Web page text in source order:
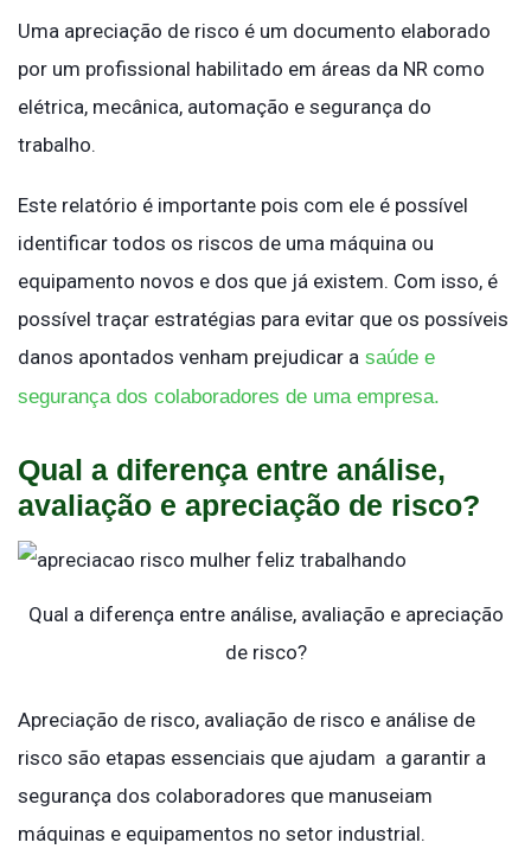
Uma apreciação de risco é um documento elaborado
por um profissional habilitado em áreas da NR como
elétrica, mecânica, automação e segurança do
trabalho.
Este relatório é importante pois com ele é possível
identificar todos os riscos de uma máquina ou
equipamento novos e dos que já existem. Com isso, é
possível traçar estratégias para evitar que os possíveis
danos apontados venham prejudicar a saúde e
segurança dos colaboradores de uma empresa.
Qual a diferença entre análise,
avaliação e apreciação de risco?
Qual a diferença entre análise, avaliação e apreciação
de risco?
Apreciação de risco, avaliação de risco e análise de
risco são etapas essenciais que ajudam a garantir a
segurança dos colaboradores que manuseiam
máquinas e equipamentos no setor industrial.